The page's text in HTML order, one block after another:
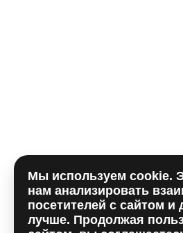
Отправляя форму, вы принимаете
использования сookieи даете
персональных данный
Мы используем cookie.
нам анализировать
посетителей с сайтом и
лучше. Продолжая